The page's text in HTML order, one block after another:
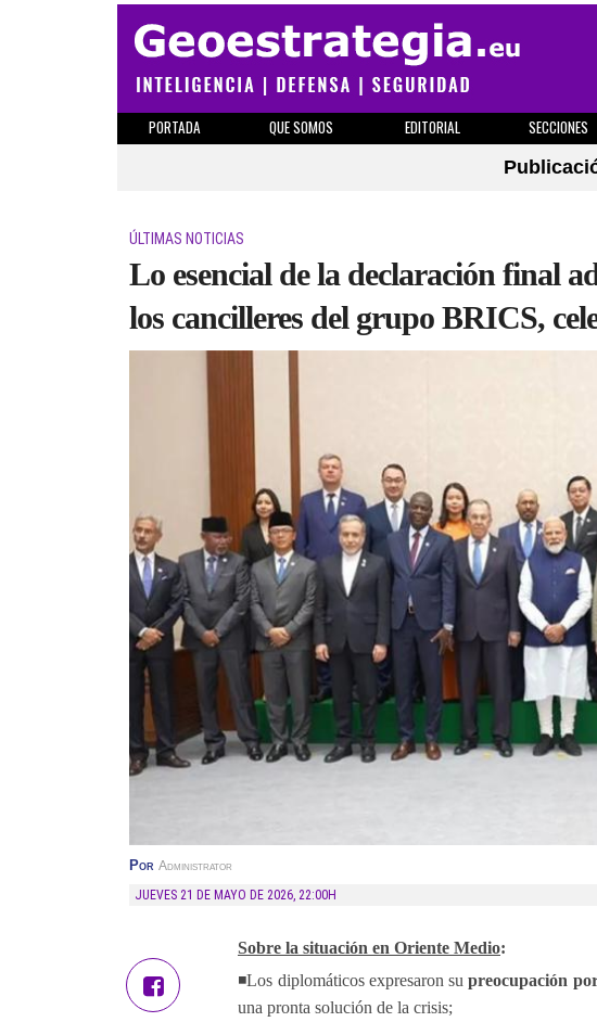
PORTADA QUE SOMOS EDITORIAL SECCIONES
ÚLTIMAS NOTICIAS
Lo esencial de la declaración final
los cancilleres del grupo BRICS,
Por Administrator
JUEVES 21 DE MAYO DE 2026, 22:00H
Sobre la situación en Oriente Medio:
◾️Los diplomáticos expresaron su preocupación
una pronta solución de la crisis;